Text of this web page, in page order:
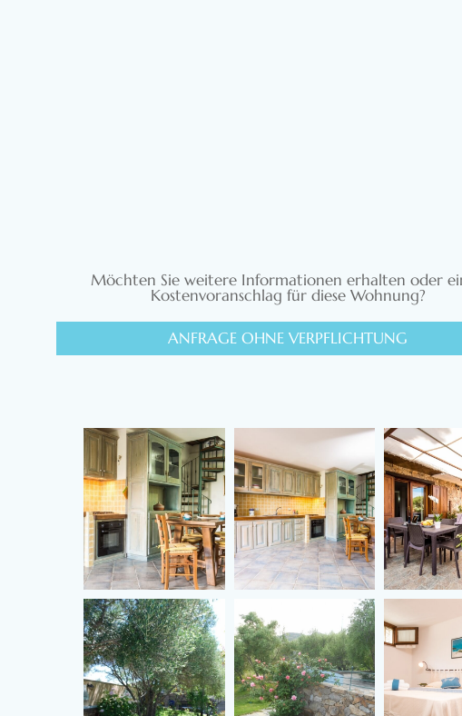
Möchten Sie weitere Informationen erhalten oder
Kostenvoranschlag für diese Wohnung?
ANFRAGE OHNE VERPFLICHTUNG